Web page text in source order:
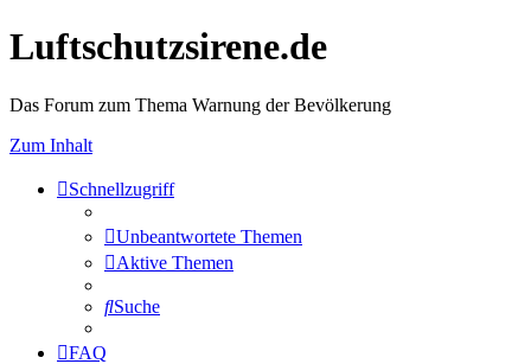
Luftschutzsirene.de
Das Forum zum Thema Warnung der Bevölkerung
Zum Inhalt
Schnellzugriff
Unbeantwortete Themen
Aktive Themen
Suche
FAQ